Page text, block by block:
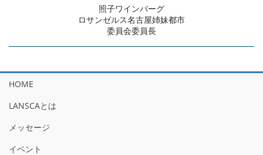
照子ワインバーグ
ロサンゼルス名古屋姉妹都市
委員会委員長
HOME
LANSCAとは
メッセージ
イベント